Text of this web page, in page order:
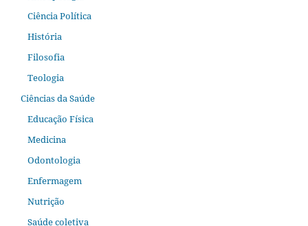
Ciência Política
História
Filosofia
Teologia
Ciências da Saúde
Educação Física
Medicina
Odontologia
Enfermagem
Nutrição
Saúde coletiva